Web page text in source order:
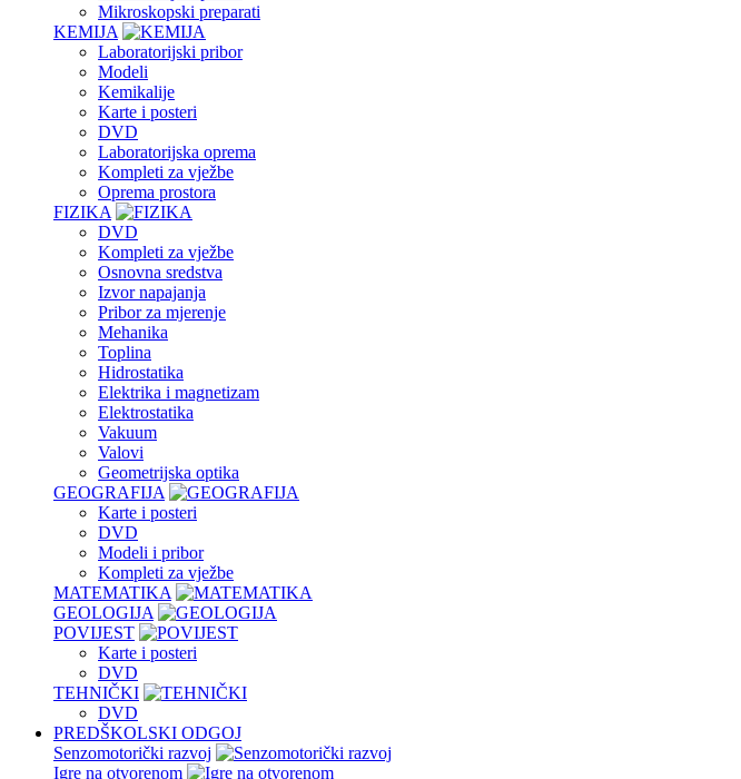
Mikroskopski preparati
KEMIJA
Laboratorijski pribor
Modeli
Kemikalije
Karte i posteri
DVD
Laboratorijska oprema
Kompleti za vježbe
Oprema prostora
FIZIKA
DVD
Kompleti za vježbe
Osnovna sredstva
Izvor napajanja
Pribor za mjerenje
Mehanika
Toplina
Hidrostatika
Elektrika i magnetizam
Elektrostatika
Vakuum
Valovi
Geometrijska optika
GEOGRAFIJA
Karte i posteri
DVD
Modeli i pribor
Kompleti za vježbe
MATEMATIKA
GEOLOGIJA
POVIJEST
Karte i posteri
DVD
TEHNIČKI
DVD
PREDŠKOLSKI ODGOJ
Senzomotorički razvoj
Igre na otvorenom